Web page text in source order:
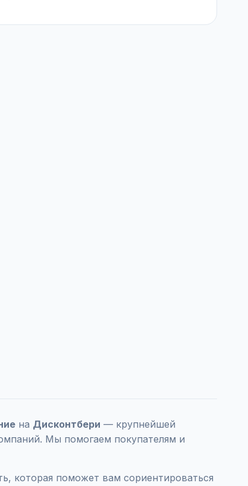
на Дисконтбери — крупнейшей
Мы помогаем покупателям и
которая поможет вам сориентироваться